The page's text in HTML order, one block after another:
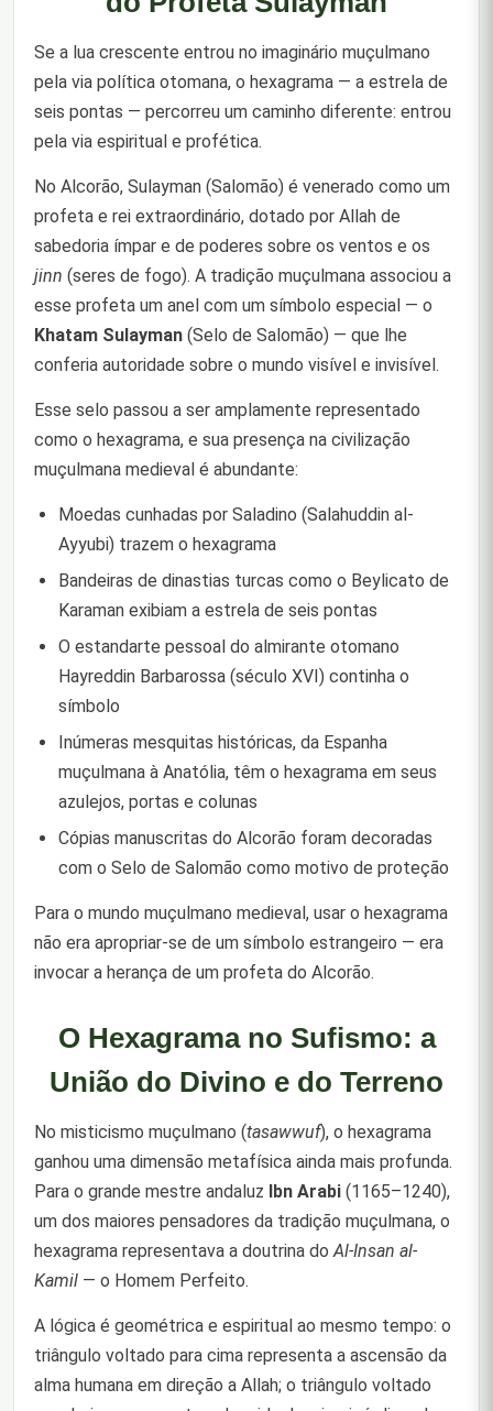
Se a lua crescente entrou no imaginário muçulmano
pela via política otomana, o hexagrama — a estrela de
seis pontas — percorreu um caminho diferente: entrou
pela via espiritual e profética.
No Alcorão, Sulayman (Salomão) é venerado como um
profeta e rei extraordinário, dotado por Allah de
sabedoria ímpar e de poderes sobre os ventos e os
jinn (seres de fogo). A tradição muçulmana associou a
esse profeta um anel com um símbolo especial — o
Khatam Sulayman (Selo de Salomão) — que lhe
conferia autoridade sobre o mundo visível e invisível.
Esse selo passou a ser amplamente representado
como o hexagrama, e sua presença na civilização
muçulmana medieval é abundante:
Moedas cunhadas por Saladino (Salahuddin al-
Ayyubi) trazem o hexagrama
Bandeiras de dinastias turcas como o Beylicato de
Karaman exibiam a estrela de seis pontas
O estandarte pessoal do almirante otomano
Hayreddin Barbarossa (século XVI) continha o
símbolo
Inúmeras mesquitas históricas, da Espanha
muçulmana à Anatólia, têm o hexagrama em seus
azulejos, portas e colunas
Cópias manuscritas do Alcorão foram decoradas
com o Selo de Salomão como motivo de proteção
Para o mundo muçulmano medieval, usar o hexagrama
não era apropriar-se de um símbolo estrangeiro — era
invocar a herança de um profeta do Alcorão.
O Hexagrama no Sufismo: a
União do Divino e do Terreno
No misticismo muçulmano (tasawwuf), o hexagrama
ganhou uma dimensão metafísica ainda mais profunda.
Para o grande mestre andaluz Ibn Arabi (1165–1240),
um dos maiores pensadores da tradição muçulmana, o
hexagrama representava a doutrina do Al-Insan al-
Kamil — o Homem Perfeito.
A lógica é geométrica e espiritual ao mesmo tempo: o
triângulo voltado para cima representa a ascensão da
alma humana em direção a Allah; o triângulo voltado